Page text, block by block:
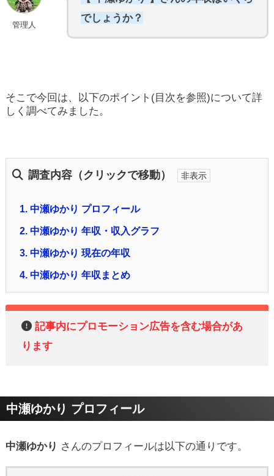
管理人
でしょうか？
そこで今回は、以下のポイント(目次を参照)について詳
しく調べてみました。
調査内容（クリックで移動）
1. 中瀬ゆかり プロフィール
2. 中瀬ゆかり 年収・収入グラフ
3. 中瀬ゆかり 現在の年収
4. 中瀬ゆかり 年収まとめ
記事内にプロモーション広告を含む場合があ
ります
中瀬ゆかり プロフィール
中瀬ゆかり さんのプロフィールは以下の通りです。